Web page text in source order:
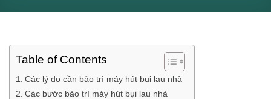
Table of Contents
Các lý do cần bảo trì máy hút bụi lau nhà
Các bước bảo trì máy hút bụi lau nhà